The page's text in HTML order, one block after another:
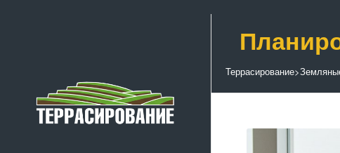
Террасирование>